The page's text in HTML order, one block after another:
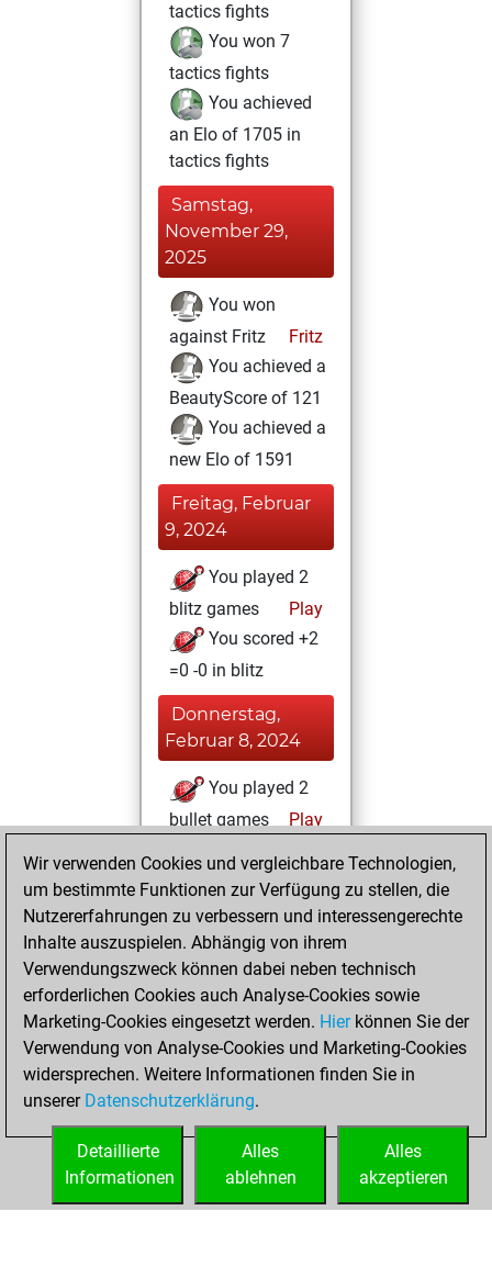
tactics fights
You won 7
tactics fights
You achieved
an Elo of 1705 in
tactics fights
Samstag,
November 29,
2025
You won
against Fritz
Fritz
You achieved a
BeautyScore of 121
You achieved a
new Elo of 1591
Freitag, Februar
9, 2024
You played 2
blitz games
Play
You scored +2
=0 -0 in blitz
Donnerstag,
Februar 8, 2024
You played 2
bullet games
Play
=0 -2 in bullet
Freitag,
Dezember 23,
2022
You created
your Fritz account
Fritz
You
account
Studies
Wir verwenden Cookies und vergleichbare Technologien,
um bestimmte Funktionen zur Verfügung zu stellen, die
Nutzererfahrungen zu verbessern und interessengerechte
Inhalte auszuspielen. Abhängig von ihrem
Verwendungszweck können dabei neben technisch
erforderlichen Cookies auch Analyse-Cookies sowie
Marketing-Cookies eingesetzt werden. Hierkönnen Sie der
Verwendung von Analyse-Cookies und Marketing-Cookies
widersprechen. Weitere Informationen finden Sie in
unserer Datenschutzerklärung.
Alles
akzeptieren
Alles
ablehnen
Detaillierte
Informationen